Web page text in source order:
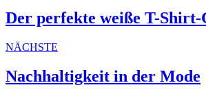
Der perfekte weiße T-Shirt-
NÄCHSTE
Nachhaltigkeit in der Mode